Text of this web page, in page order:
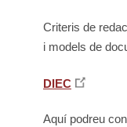
Criteris de
i models de
DIEC
Aquí podreu